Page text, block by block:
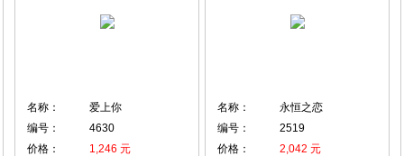
名称：
爱上你
编号：
4630
价格：
1,246 元
名称：
永恒之恋
编号：
2519
价格：
2,042 元